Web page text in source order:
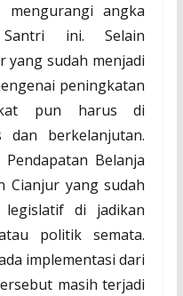
angka
ini. Selain
sudah menjadi
peningkatan
pun harus di
dan berkelanjutan.
Belanja
Cianjur yang sudah
di jadikan
politik semata.
implementasi dari
masih terjadi